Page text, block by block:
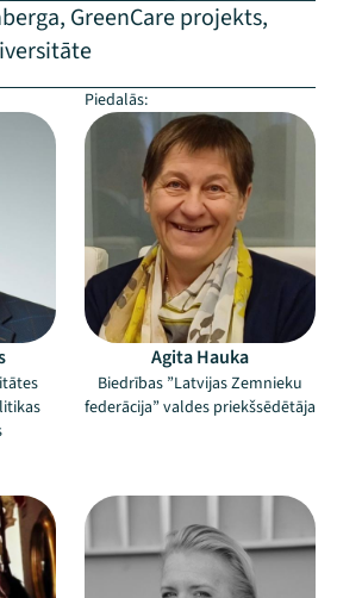
, GreenCare projekts,
Piedalās:
Agita Hauka
Biedrības ”Latvijas Zemnieku
federācija” valdes priekšsēdētāja